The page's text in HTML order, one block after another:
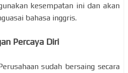
kesempatan ini dan akan
bahasa inggris.
Percaya Diri
sudah bersaing secara